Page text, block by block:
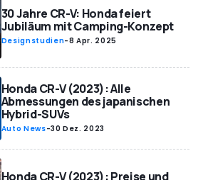
30 Jahre CR-V: Honda feiert
Jubiläum mit Camping-Konzept
Designstudien-8 Apr. 2025
Honda CR-V (2023): Alle
Abmessungen des japanischen
Hybrid-SUVs
Auto News-30 Dez. 2023
Honda CR-V (2023): Preise und